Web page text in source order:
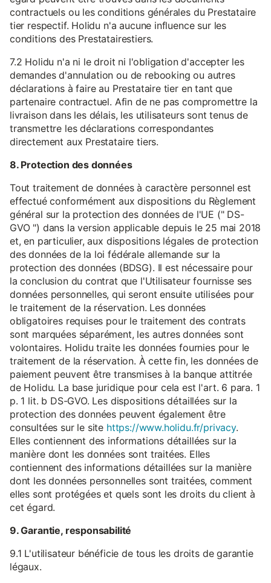
contractuels ou les conditions générales du Prestataire
tier respectif. Holidu n'a aucune influence sur les
conditions des Prestatairestiers.
7.2 Holidu n'a ni le droit ni l'obligation d'accepter les
demandes d'annulation ou de rebooking ou autres
déclarations à faire au Prestataire tier en tant que
partenaire contractuel. Afin de ne pas compromettre la
livraison dans les délais, les utilisateurs sont tenus de
transmettre les déclarations correspondantes
directement aux Prestataire tiers.
8. Protection des données
Tout traitement de données à caractère personnel est
effectué conformément aux dispositions du Règlement
général sur la protection des données de l'UE (" DS-
GVO ") dans la version applicable depuis le 25 mai 2018
et, en particulier, aux dispositions légales de protection
des données de la loi fédérale allemande sur la
protection des données (BDSG). Il est nécessaire pour
la conclusion du contrat que l'Utilisateur fournisse ses
données personnelles, qui seront ensuite utilisées pour
le traitement de la réservation. Les données
obligatoires requises pour le traitement des contrats
sont marquées séparément, les autres données sont
volontaires. Holidu traite les données fournies pour le
traitement de la réservation. À cette fin, les données de
paiement peuvent être transmises à la banque attitrée
de Holidu. La base juridique pour cela est l'art. 6 para. 1
p. 1 lit. b DS-GVO. Les dispositions détaillées sur la
protection des données peuvent également être
consultées sur le site https://www.holidu.fr/privacy.
Elles contiennent des informations détaillées sur la
manière dont les données sont traitées. Elles
contiennent des informations détaillées sur la manière
dont les données personnelles sont traitées, comment
elles sont protégées et quels sont les droits du client à
cet égard.
9. Garantie, responsabilité
9.1 L'utilisateur bénéficie de tous les droits de garantie
légaux.